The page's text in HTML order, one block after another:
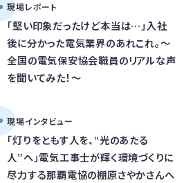
現場レポート
「堅い印象だったけど本当は…」入社
後に分かった電気業界のあれこれ。～
全国の電気保安協会職員のリアルな声
を聞いてみた！～
現場インタビュー
「灯りをともす人を、“光のあたる
人”へ」電気工事士が輝く環境づくりに
尽力する那覇電協の棚原さやかさんへ